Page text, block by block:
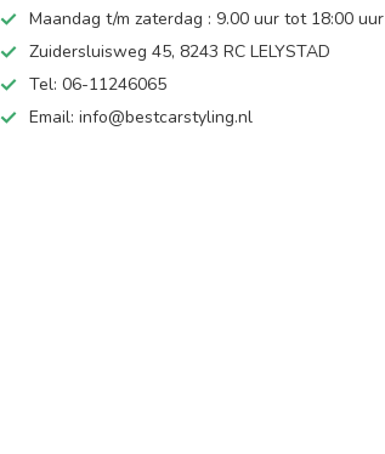
Maandag t/m zaterdag : 9.00 uur tot 18:00 uur
Zuidersluisweg 45, 8243 RC LELYSTAD
Tel: 06-11246065
Email:info@bestcarstyling.nl